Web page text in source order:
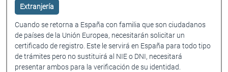
Extranjería
Cuando se retorna a España con familia que son ciudadanos
de países de la Unión Europea, necesitarán solicitar un
certificado de registro. Este le servirá en España para todo tipo
de trámites pero no sustituirá al NIE o DNI, necesitará
presentar ambos para la verificación de su identidad.